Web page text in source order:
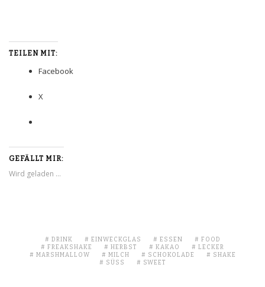
TEILEN MIT:
Facebook
X
GEFÄLLT MIR:
Wird geladen …
DRINK EINWECKGLAS ESSEN
FOOD
FREAKSHAKE
HERBST KAKAO
LECKER
MARSHMALLOW
MILCH SCHOKOLADE
SHAKE
SÜSS
SWEET